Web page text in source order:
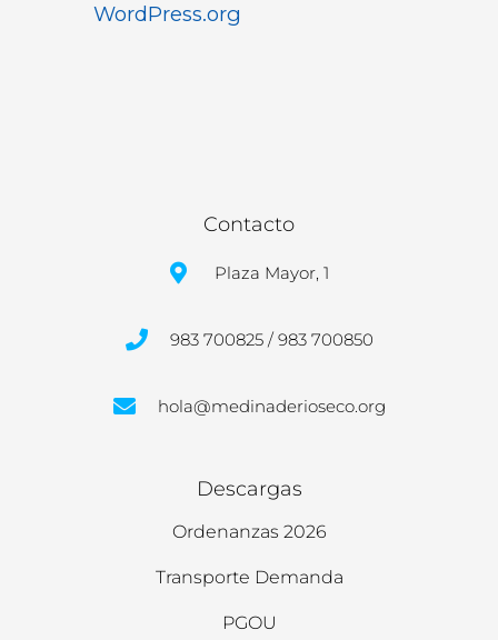
WordPress.org
Contacto
Plaza Mayor, 1
983 700825 / 983 700850
hola@medinaderioseco.org
Descargas
Ordenanzas 2026
Transporte Demanda
PGOU